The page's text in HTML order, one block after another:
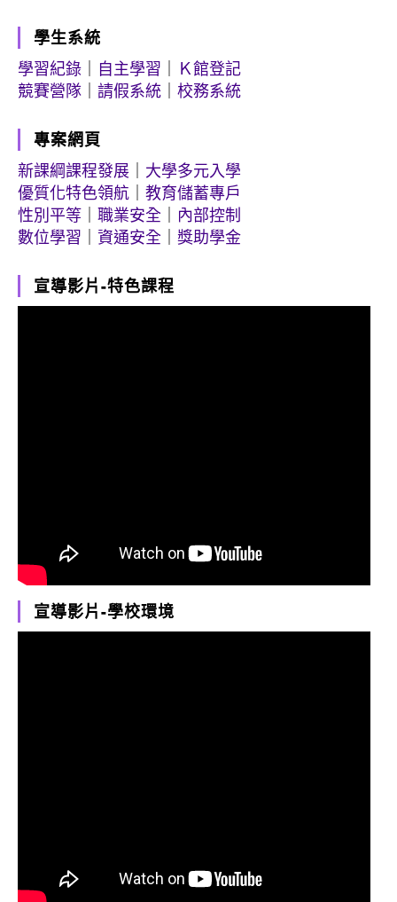
學生系統
學習紀錄
自主學習
Ｋ館登記
競賽營隊
請假系統 校務系統
專案網頁
新課綱課程發展
大學多元入學
優質化特色領航
教育儲蓄專戶
性別平等
職業安全
內部控制
數位學習
資通安全 獎助學金
宣導影片-特色課程
宣導影片-學校環境